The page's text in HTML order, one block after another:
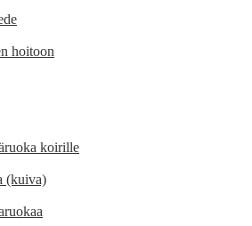
hoitoon
koirille
(kuiva)